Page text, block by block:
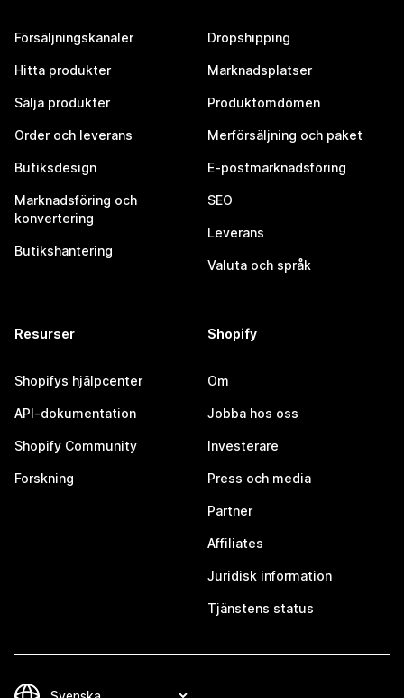
Försäljningskanaler
Hitta produkter
Sälja produkter
Order och leverans
Butiksdesign
Marknadsföring och
konvertering
Butikshantering
Dropshipping
Marknadsplatser
Produktomdömen
Merförsäljning och paket
E-postmarknadsföring
SEO
Leverans
Valuta och språk
Resurser
Shopifys hjälpcenter
API-dokumentation
Shopify Community
Forskning
Shopify
Om
Jobba hos oss
Investerare
Press och media
Partner
Affiliates
Juridisk information
Tjänstens status